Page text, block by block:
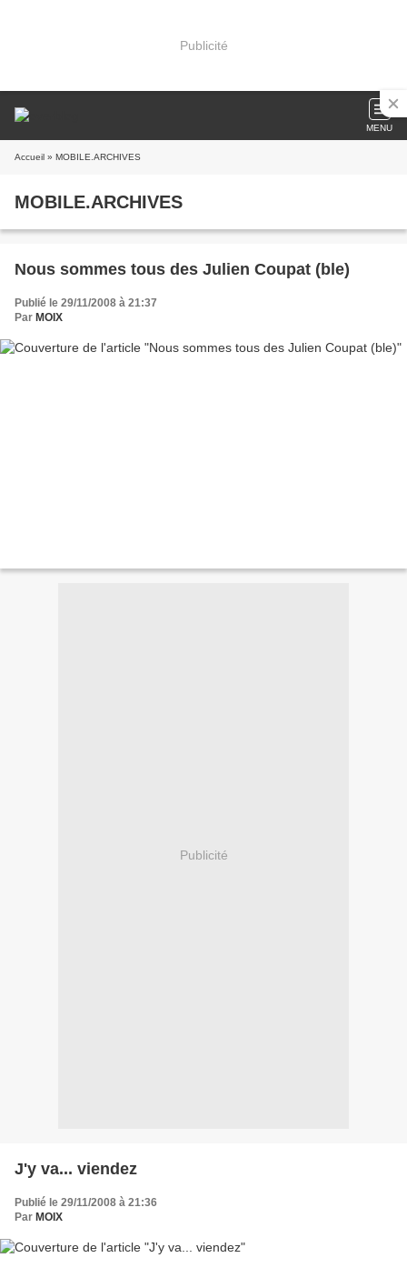
Publicité
MENU
Accueil » MOBILE.ARCHIVES
MOBILE.ARCHIVES
Nous sommes tous des Julien Coupat (ble)
Publié le 29/11/2008 à 21:37
Par MOIX
Publicité
J'y va... viendez
Publié le 29/11/2008 à 21:36
Par MOIX